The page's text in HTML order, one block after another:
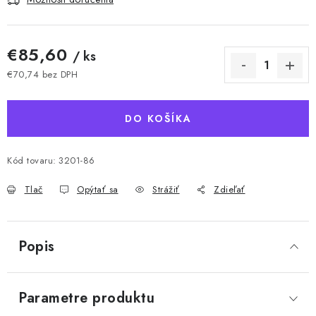
€85,60 / ks
€70,74 bez DPH
DO KOŠÍKA
Kód tovaru: 3201-86
Tlač Opýtať sa Strážiť Zdieľať
Popis
Parametre produktu